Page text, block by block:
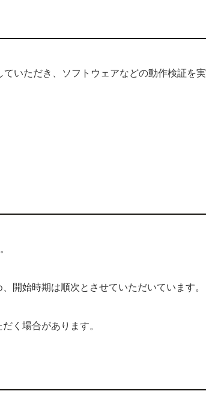
いただき、ソフトウェアなどの動作検証を実
開始時期は順次とさせていただいています。
く場合があります。